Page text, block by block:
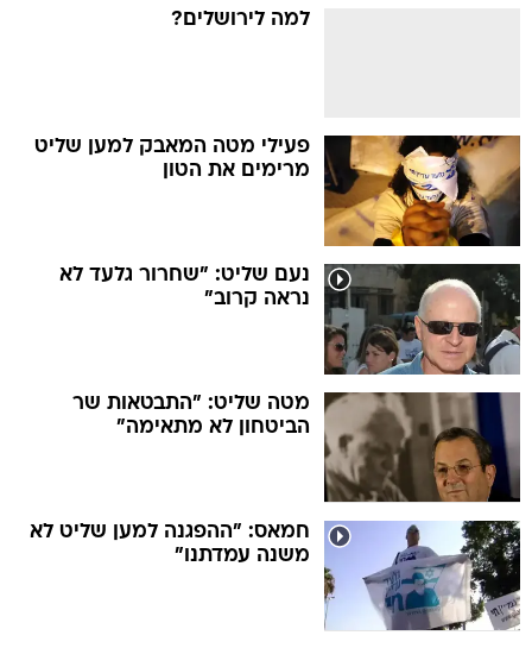
למה לירושלים?
פעילי מטה המאבק למען שליט
מרימים את הטון
נעם שליט: "שחרור גלעד לא
נראה קרוב"
מטה שליט: "התבטאות שר
הביטחון לא מתאימה"
חמאס: "ההפגנה למען שליט לא
משנה עמדתנו"